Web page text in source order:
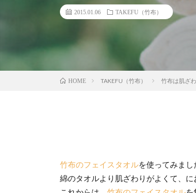
2015.01.06 TAKEFU（竹布）
HOME TAKEFU（竹布） 竹布は肌ざ
竹布のフェイスタオルを使ってみまし
綿のタオルより肌ざわりがよくて、